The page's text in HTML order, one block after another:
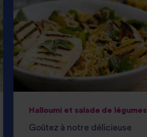
Halloumi et salade de légumes
Goûtez à notre délicieuse